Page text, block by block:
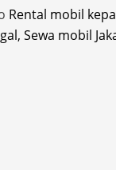
Rental mobil
Sewa mobil